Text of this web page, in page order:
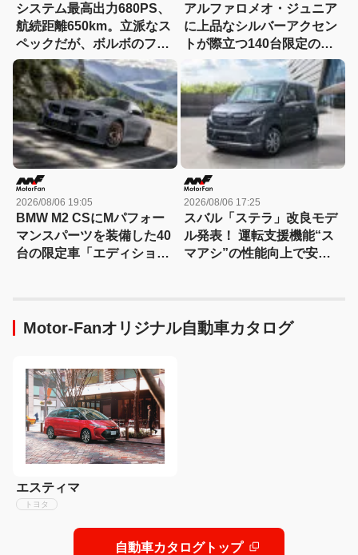
システム最高出力680PS、
航続距離650km。立派なス
ペックだが、ボルボのフラ
ッグシップSUVの本当の魅
力は数字以外にあった！
【ボルボEX90試乗】
アルファロメオ・ジュニア
に上品なシルバーアクセン
トが際立つ140台限定の
「スポルト スペチアーレ」
が登場！
2026/08/06 19:05
BMW M2 CSにMパフォー
マンスパーツを装備した40
台の限定車「エディショ
2026/08/06 17:25
スバル「ステラ」改良モデ
ル発表！ 運転支援機能“ス
マアシ”の性能向上で安心
Motor-Fanオリジナル自動車カタログ
エスティマ
トヨタ
自動車カタログトップ